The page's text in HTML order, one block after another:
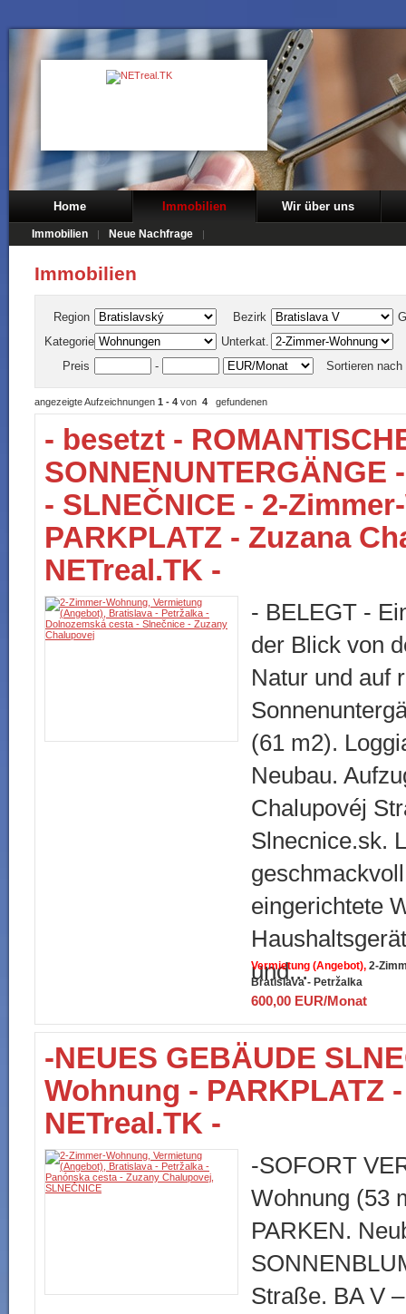
Home Immobilien
Immobilien Neue Nachfrage
Wir über uns
Immobilien
Region Bezirk
Kategorie
Unterkat.
Preis
- Sortieren nach
angezeigte Aufzeichnungen 1 - 4 von 4 gefundenen
- besetzt -
SONNENUNTERGÄNGE
- SLNEČNICE - 2-
PARKPLATZ - Zuzana
NETreal.TK -
- BELEGT -
der Blick von
Natur und auf
(61 m2).
Neubau.
Chalupovéj
Slnecnice.sk.
eingerichtete
und...
Vermietung (Angebot) 2-
Bratislava - Petržalka
600,00 EUR/Monat
-NEUES GEBÄUDE
Wohnung - PARKPLATZ
NETreal.TK -
-SOFORT
Wohnung (53
PARKEN.
Straße. BA V